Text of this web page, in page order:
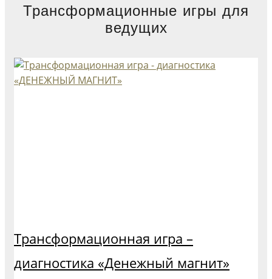
Трансформационные игры для
ведущих
Трансформационная игра –
диагностика «Денежный магнит»